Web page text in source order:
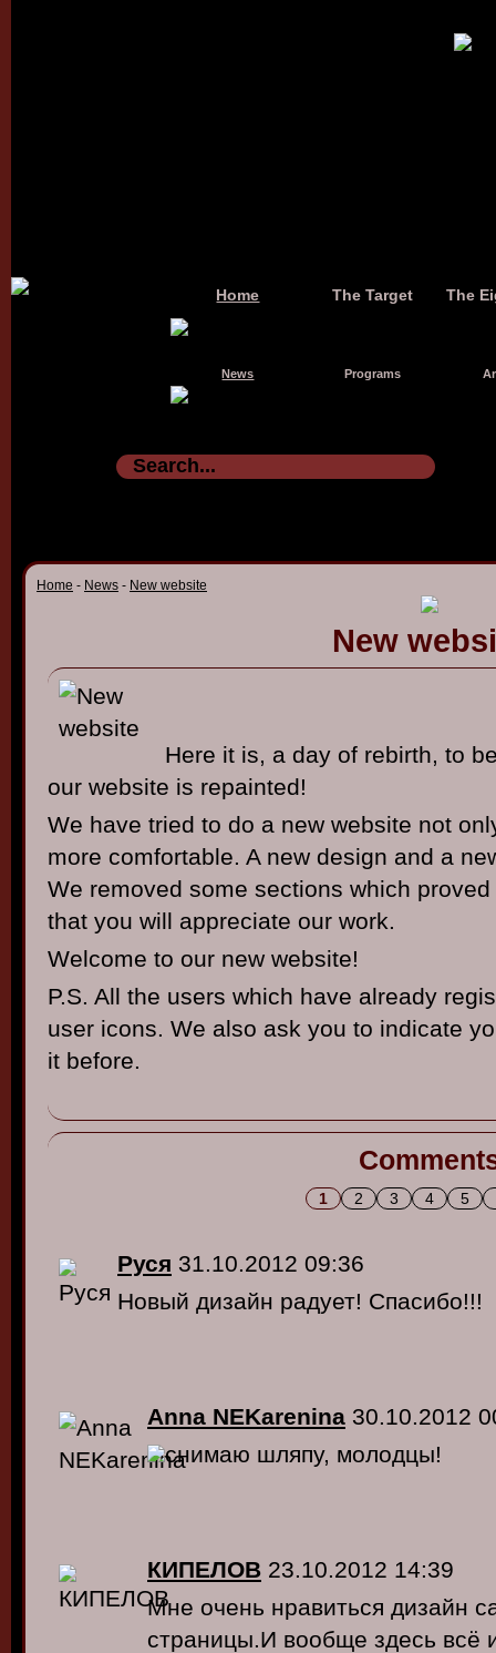
Home The Target The
News Programs
Home - News - New website
New
Here it is, a day of rebirth, to
our website is repainted!
We have tried to do a new website not
more comfortable. A new design and a
We removed some sections which
that you will appreciate our work.
Welcome to our new website!
P.S. All the users which have already
user icons. We also ask you to indicate
it before.
1 2 3 4 5
Руся 31.10.2012 09:36
Новый дизайн радует! Спасибо!!!
Anna NEKarenina 30.10.2012
снимаю шляпу, молодцы!
КИПЕЛОВ 23.10.2012 14:39
Мне очень нравиться дизайн
страницы.И вообще здесь всё